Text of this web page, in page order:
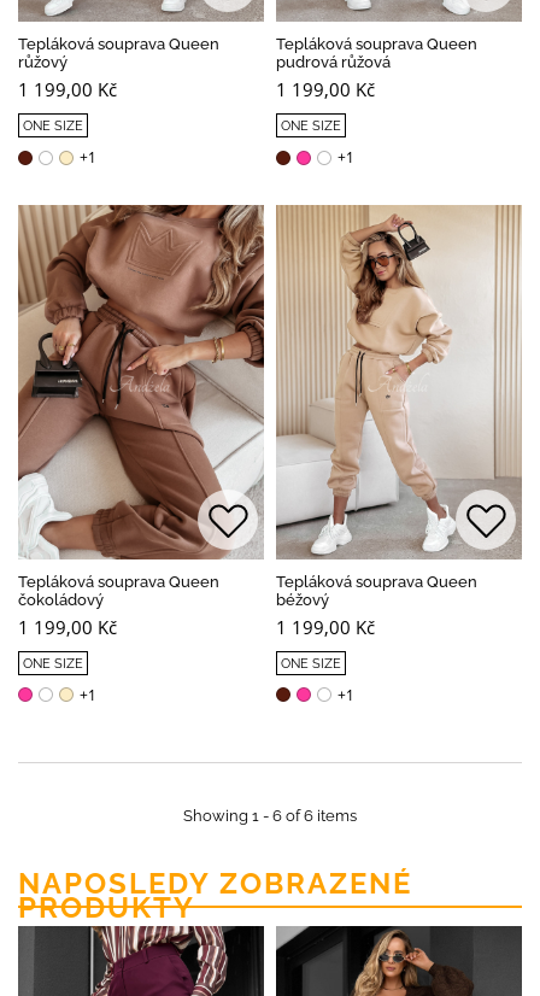
Tepláková souprava Queen
růžový
1 199,00 Kč
ONE SIZE
+1
Tepláková souprava Queen
pudrová růžová
1 199,00 Kč
ONE SIZE
+1
Tepláková souprava Queen
čokoládový
1 199,00 Kč
ONE SIZE
+1
Tepláková souprava Queen
béžový
1 199,00 Kč
ONE SIZE
+1
Showing 1 - 6 of 6 items
NAPOSLEDY ZOBRAZENÉ
PRODUKTY